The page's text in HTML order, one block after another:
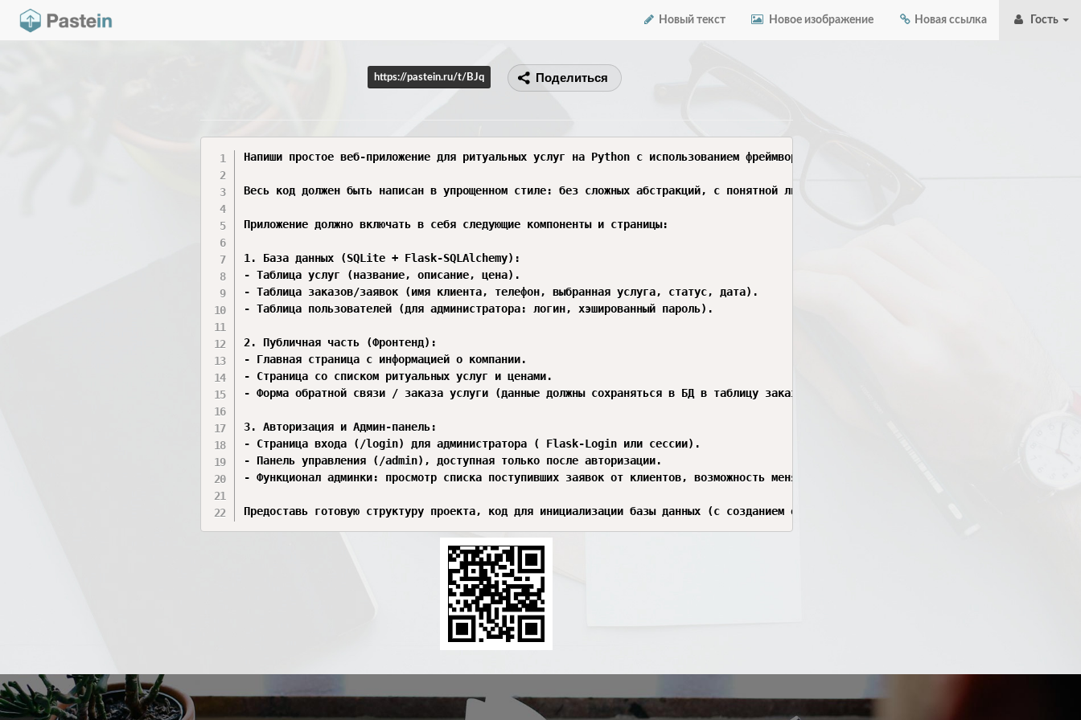
Новый текст Новое изображение Новая ссылка Гость
https://pastein.ru/t/BJq Поделиться
Напиши простое веб-приложение для ритуальных услуг на Python с использованием фреймворка Flask и базы данных SQLite.
Весь код должен быть написан в упрощенном стиле: без сложных абстракций, с понятной линейной логикой и без лишних
Приложение должно включать в себя следующие компоненты и страницы:
1. База данных (SQLite + Flask-SQLAlchemy):
- Таблица услуг (название, описание, цена).
- Таблица заказов/заявок (имя клиента, телефон, выбранная услуга, статус, дата).
- Таблица пользователей (для администратора: логин, хэшированный пароль).
2. Публичная часть (Фронтенд):
- Главная страница с информацией о компании.
- Страница со списком ритуальных услуг и ценами.
- Форма обратной связи / заказа услуги (данные должны сохраняться в БД в таблицу заказов).
3. Авторизация и Админ-панель:
- Страница входа (/login) для администратора ( Flask-Login или сессии).
- Панель управления (/admin), доступная только после авторизации.
- Функционал админки: просмотр списка поступивших заявок от клиентов, возможность менять статус заявки (например, "Новая", "В